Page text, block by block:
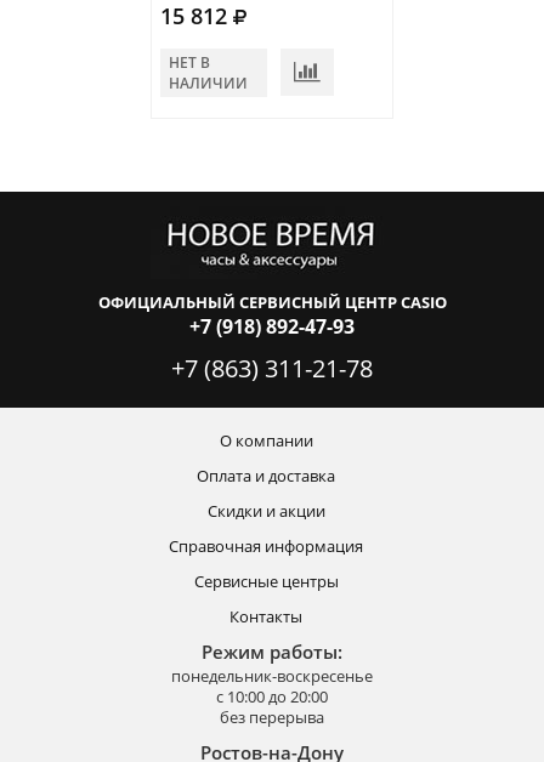
15 812
НЕТ В
НАЛИЧИИ
ОФИЦИАЛЬНЫЙ СЕРВИСНЫЙ ЦЕНТР CASIO
+7 (918) 892-47-93
+7 (863) 311-21-78
О компании
Оплата и доставка
Скидки и акции
Справочная информация
Сервисные центры
Контакты
Режим работы:
понедельник-воскресенье
с 10:00 до 20:00
без перерыва
Ростов-на-Дону